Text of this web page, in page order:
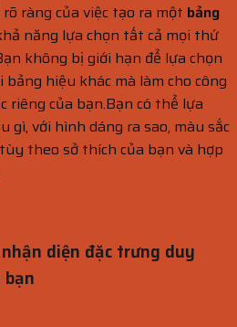
ràng của việc tạo ra một bảng
năng lựa chọn tất cả mọi thứ
không bị giới hạn để lựa chọn
hiệu khác mà làm cho công
riêng của bạn.Bạn có thể lựa
với hình dáng ra sao, màu sắc
theo sở thích của bạn và hợp
diện đặc trưng duy